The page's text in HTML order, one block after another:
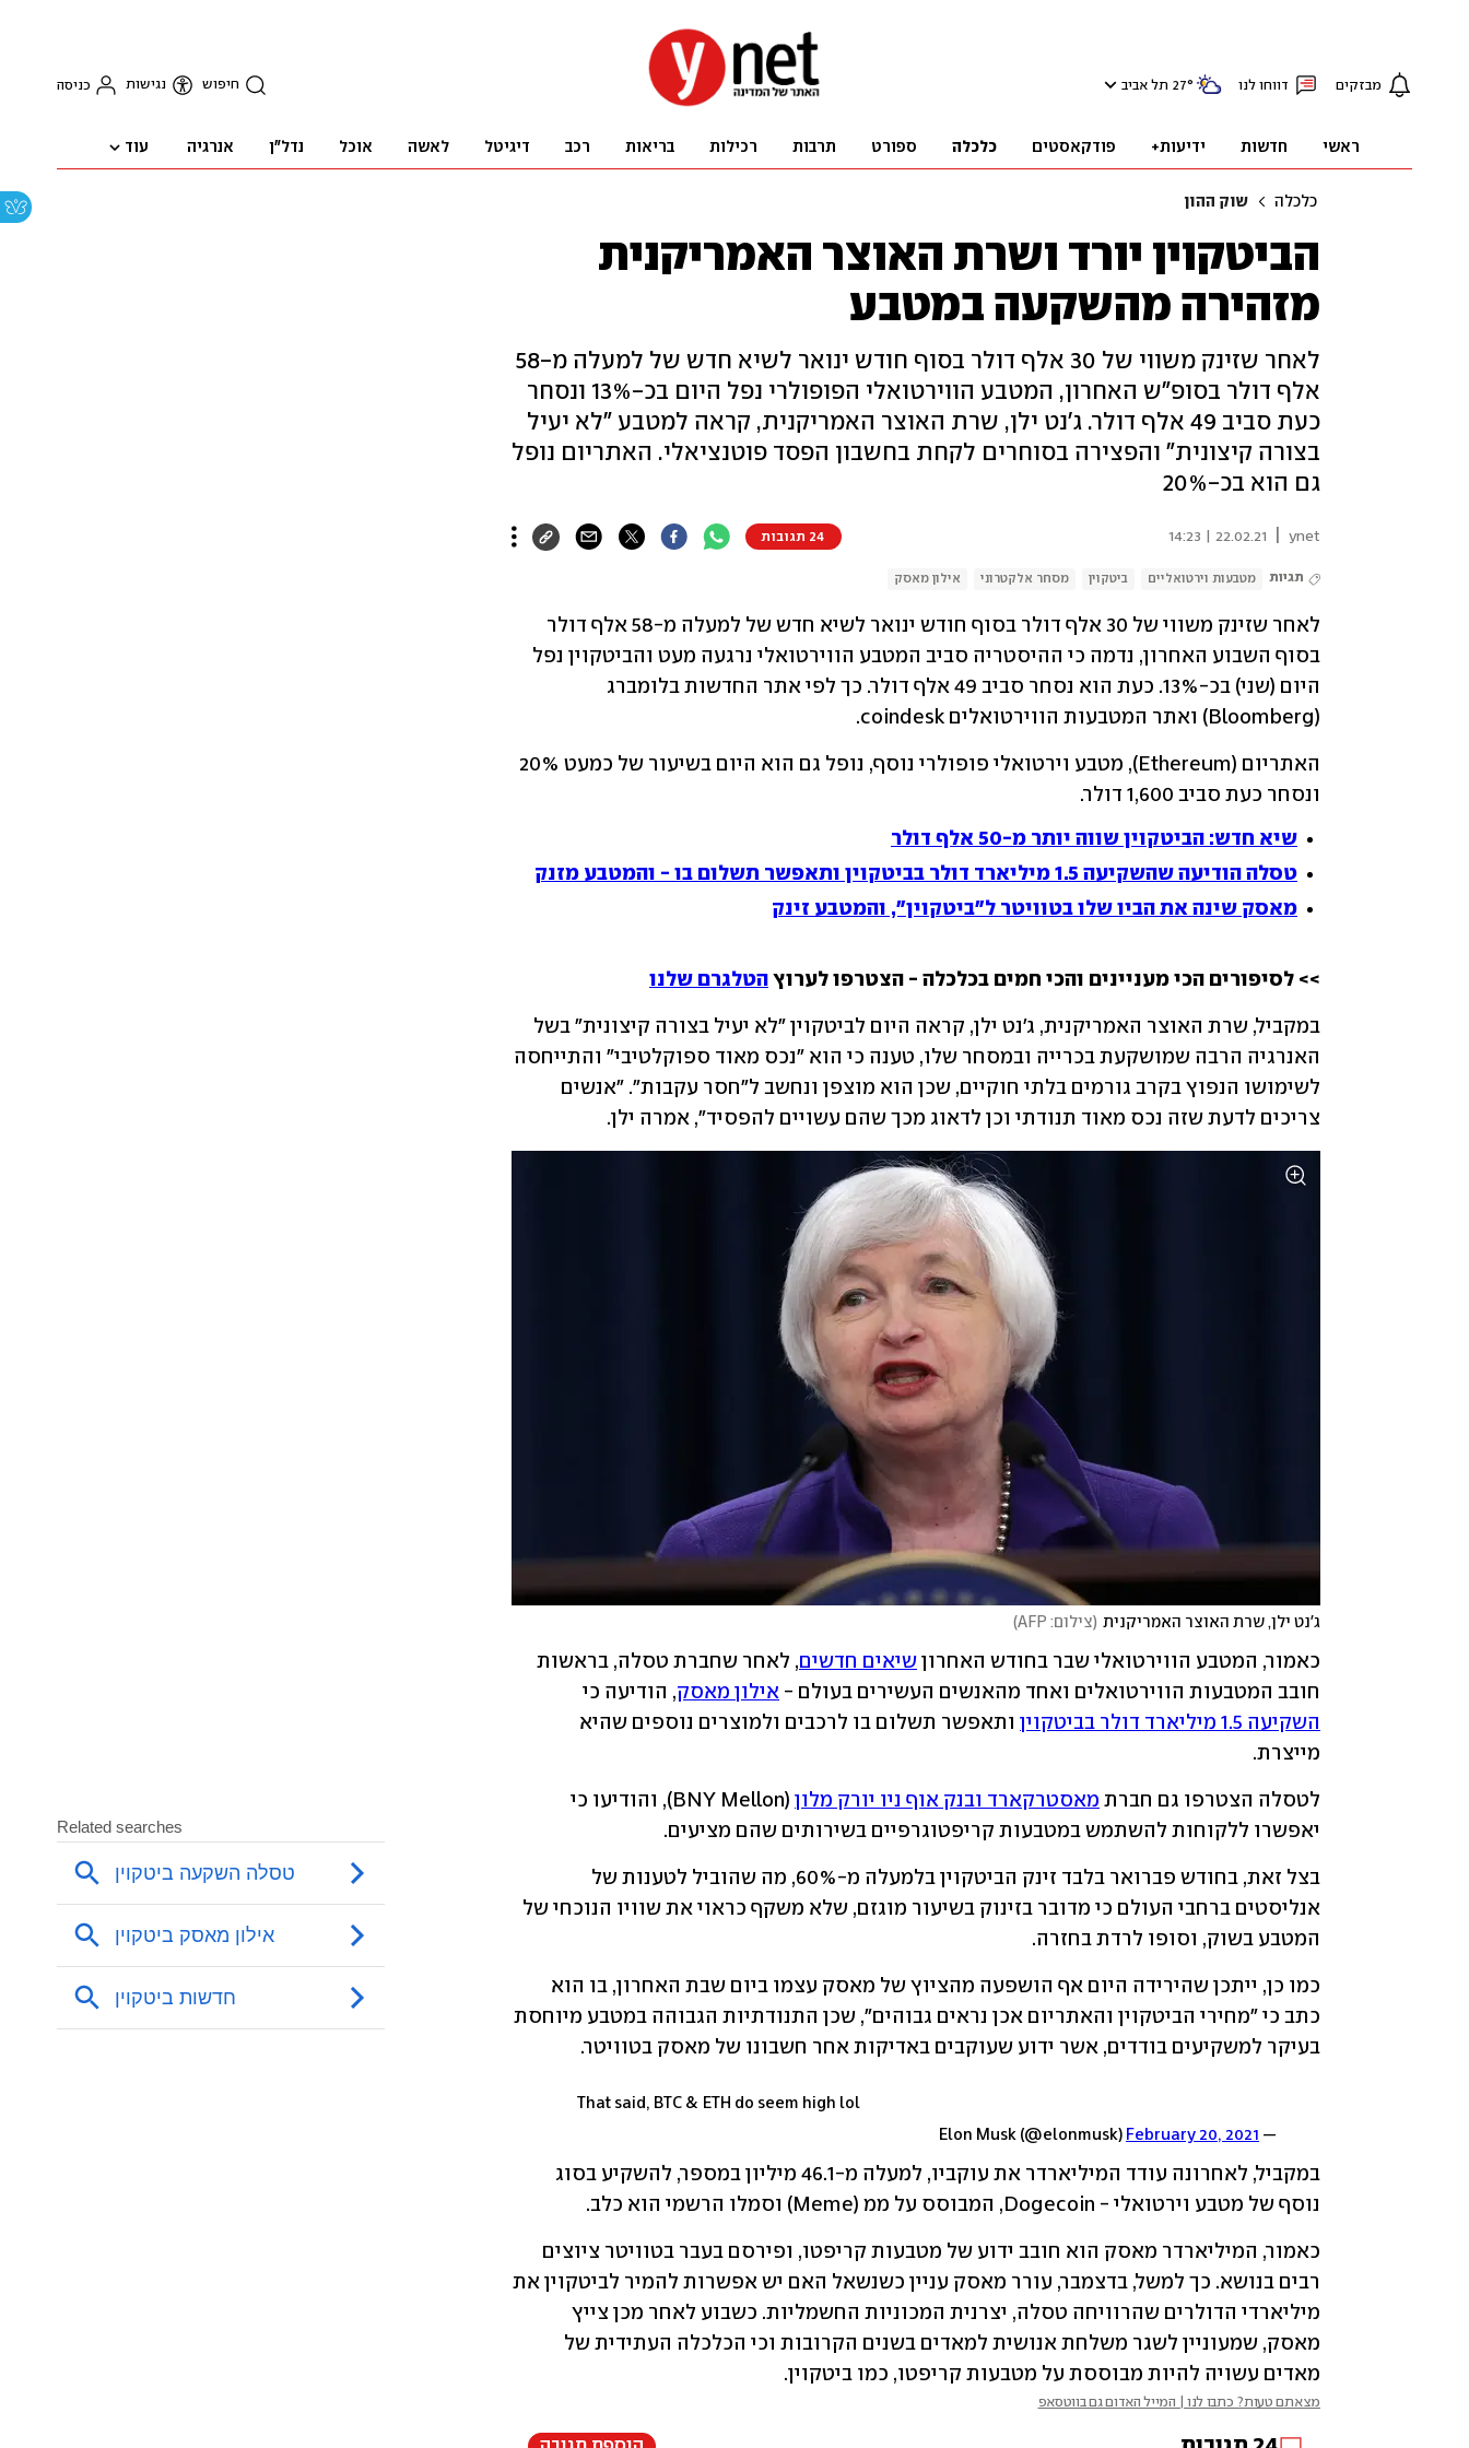
מבזקים דווחו לנו 27° תל אביב חיפוש נגישות כניסה
ראשי חדשות ידיעות+ פודקאסטים כלכלה ספורט תרבות רכילות בריאות רכב דיגיטל לאשה אוכל נדל"ן אנרגיה עוד
כלכלה שוק ההון
הביטקוין יורד ושרת האוצר האמריקנית
מזהירה מהשקעה במטבע
לאחר שזינק משווי של 30 אלף דולר בסוף חודש ינואר לשיא חדש של למעלה מ-58
אלף דולר בסופ"ש האחרון, המטבע הווירטואלי הפופולרי נפל היום בכ-13% ונסחר
כעת סביב 49 אלף דולר. ג'נט ילן, שרת האוצר האמריקנית, קראה למטבע "לא יעיל
בצורה קיצונית" והפצירה בסוחרים לקחת בחשבון הפסד פוטנציאלי. האתריום נופל
גם הוא בכ-20%
ynet
22.02.21 | 14:23 24 תגובות
תגיות מטבעות וירטואליים ביטקוין מסחר אלקטרוני אילון מאסק
(Bloomberg) ואתר המטבעות הווירטואלים coindesk.
ונסחר כעת סביב 1,600 דולר.
שיא חדש: הביטקוין שווה יותר מ-50 אלף דולר
טסלה הודיעה שהשקיעה 1.5 מיליארד דולר בביטקוין ותאפשר תשלום בו - והמטבע מזנק
מאסק שינה את הביו שלו בטוויטר ל"ביטקוין", והמטבע זינק
>> לסיפורים הכי מעניינים והכי חמים בכלכלה - הצטרפו לערוץ הטלגרם שלנו
צריכים לדעת שזה נכס מאוד תנודתי וכן לדאוג מכך שהם עשויים להפסיד", אמרה ילן.
ג'נט ילן, שרת האוצר האמריקנית (צילום: AFP )
כאמור, המטבע הווירטואלי שבר בחודש האחרון שיאים חדשים
חובב המטבעות הווירטואלים ואחד מהאנשים העשירים בעולם - אילון מאסק, הודיעה כי
השקיעה 1.5 מיליארד דולר בביטקוין
מייצרת.
לטסלה הצטרפו גם חברת מאסטרקארד ובנק אוף ניו יורק מלון (BNY Mellon), והודיעו כי
יאפשרו ללקוחות להשתמש במטבעות קריפטוגרפיים בשירותים שהם מציעים.
המטבע בשוק, וסופו לרדת בחזרה.
בעיקר למשקיעים בודדים, אשר ידוע שעוקבים באדיקות אחר חשבונו של מאסק בטוויטר.
That said, BTC & ETH do seem high lol
— Elon Musk (@elonmusk)
February 20, 2021
נוסף של מטבע וירטואלי - Dogecoin, המבוסס על ממ (Meme) וסמלו הרשמי הוא כלב.
מאדים עשויה להיות מבוססת על מטבעות קריפטו, כמו ביטקוין.
מצאתם טעות? כתבו לנו | המייל האדום גם בווטסאפ